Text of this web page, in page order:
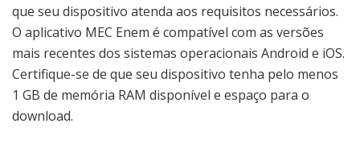
que seu dispositivo atenda aos requisitos necessários.
O aplicativo MEC Enem é compatível com as versões
mais recentes dos sistemas operacionais Android e iOS.
Certifique-se de que seu dispositivo tenha pelo menos
1 GB de memória RAM disponível e espaço para o
download.